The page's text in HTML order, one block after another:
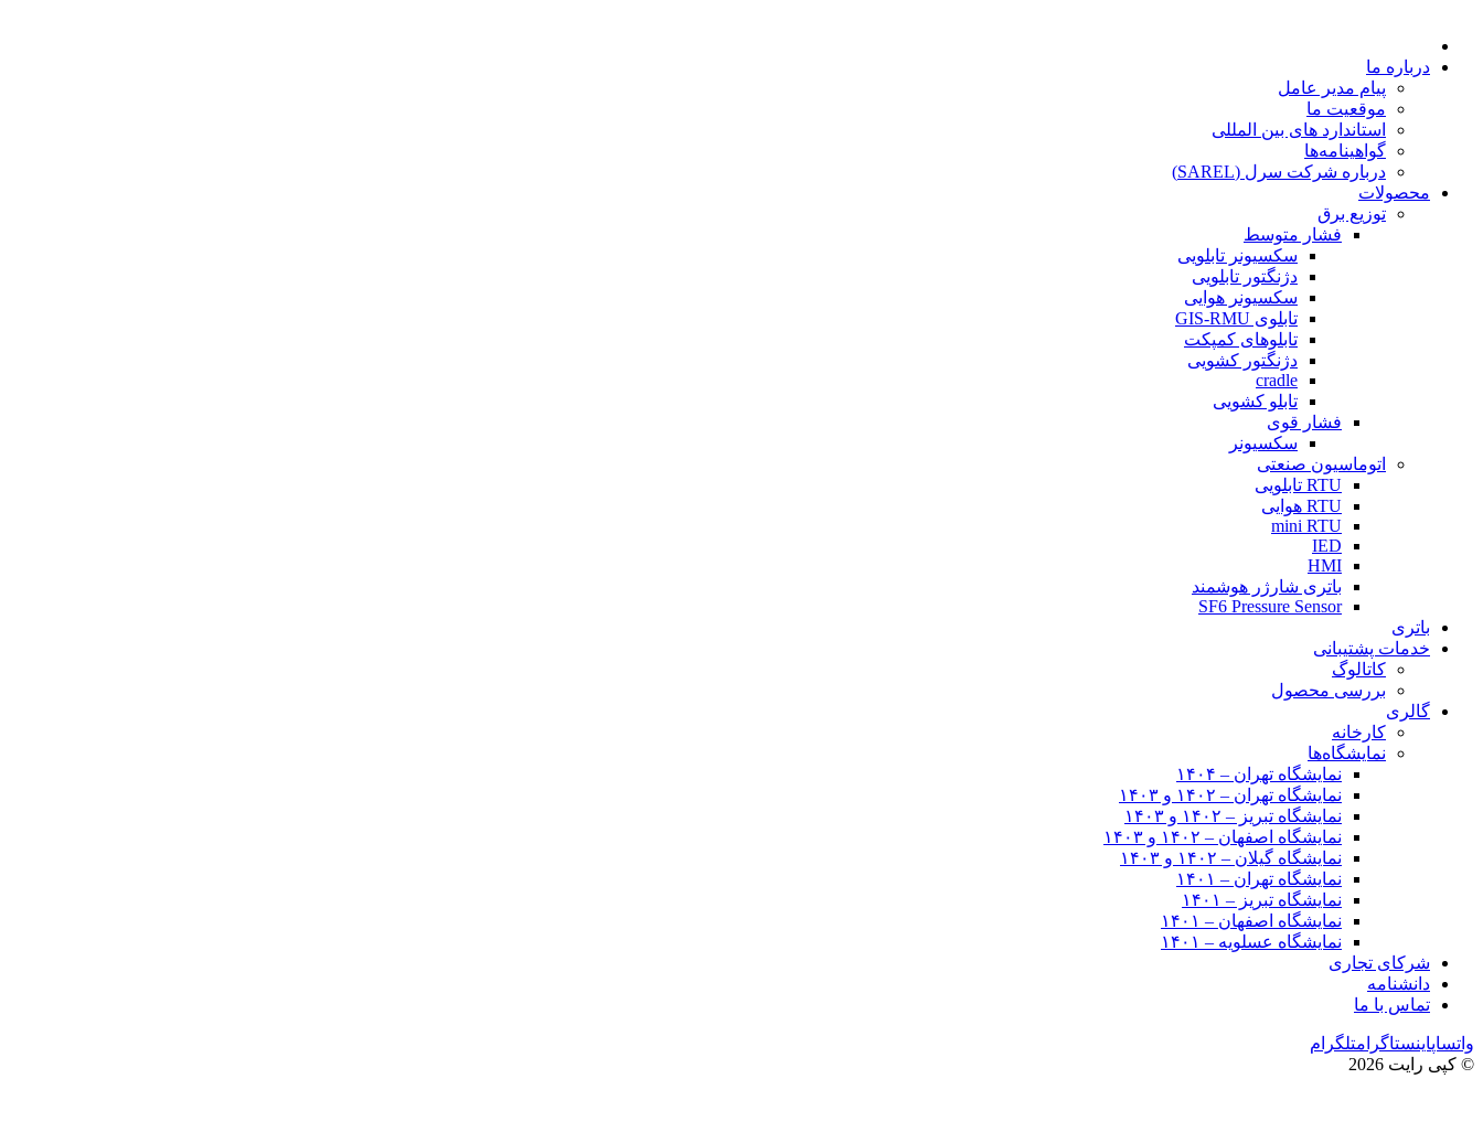
درباره ما
پیام مدیر عامل
موقعیت ما
استاندارد های بین المللی
گواهینامه‌ها
درباره شرکت سرل (SAREL)
محصولات
توزیع برق
فشار متوسط
سکسیونر تابلویی
دژنگتور تابلویی
سکسیونر هوایی
تابلوی GIS-RMU
تابلوهای کمپکت
دژنگتور کشویی
cradle
تابلو کشویی
فشار قوی
سکسیونر
اتوماسیون صنعتی
RTU تابلویی
RTU هوایی
mini RTU
IED
HMI
باتری شارژر هوشمند
SF6 Pressure Sensor
باتری
خدمات پشتیبانی
کاتالوگ
بررسی محصول
گالری
کارخانه
نمایشگاه‌ها
نمایشگاه تهران – ۱۴۰۴
نمایشگاه تهران – ۱۴۰۲ و ۱۴۰۳
نمایشگاه تبریز – ۱۴۰۲ و ۱۴۰۳
نمایشگاه اصفهان – ۱۴۰۲ و ۱۴۰۳
نمایشگاه گیلان – ۱۴۰۲ و ۱۴۰۳
نمایشگاه تهران – ۱۴۰۱
نمایشگاه تبریز – ۱۴۰۱
نمایشگاه اصفهان – ۱۴۰۱
نمایشگاه عسلویه – ۱۴۰۱
شرکای تجاری
دانشنامه
تماس با ما
واتساپاینستاگرامتلگرام
© کپی رایت 2026